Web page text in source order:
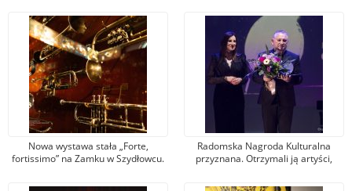
Nowa wystawa stała „Forte,
fortissimo” na Zamku w Szydłowcu.
Radomska Nagroda Kulturalna
przyznana. Otrzymali ją artyści,
organizatorzy wydarzeń